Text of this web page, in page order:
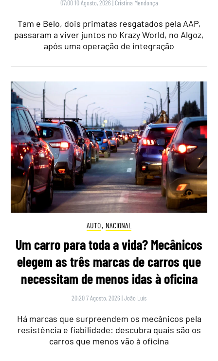
07:00 10 Agosto, 2026 | Cristina Mendonça
Tam e Belo, dois primatas resgatados pela AAP,
passaram a viver juntos no Krazy World, no Algoz,
após uma operação de integração
AUTO, NACIONAL
Um carro para toda a vida? Mecânicos
elegem as três marcas de carros que
necessitam de menos idas à oficina
20:20 7 Agosto, 2026 |João Luís
Há marcas que surpreendem os mecânicos pela
resistência e fiabilidade: descubra quais são os
carros que menos vão à oficina